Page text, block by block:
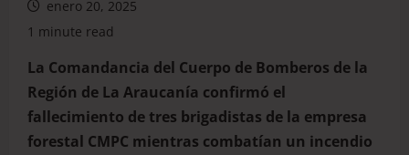
enero 20, 2025
1 minute read
La Comandancia del Cuerpo de Bomberos de la
Región de La Araucanía confirmó el
fallecimiento de tres brigadistas de la empresa
forestal CMPC mientras combatían un incendio